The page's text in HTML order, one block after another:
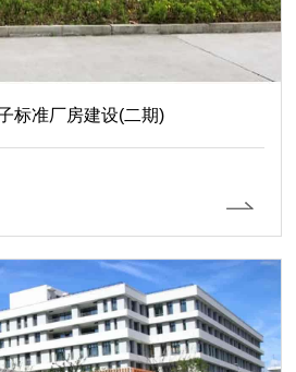
标准厂房建设(二期)